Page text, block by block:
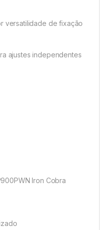
versatilidade de fixação
ajustes independentes
Iron Cobra